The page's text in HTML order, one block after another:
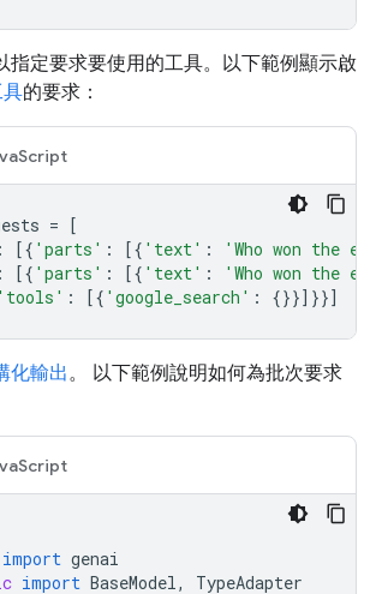
指定要求要使用的工具。以下範例顯示啟
具的要求：
= [
: [{ 'parts' : [{ 'text' :
'Who won the
: [{ 'parts' : [{ 'text' :
'Who won the
'tools' : [{ 'google_search' : {}}]}}]
化輸出。 以下範例說明如何為批次要求
import genai
import BaseModel, TypeAdapter